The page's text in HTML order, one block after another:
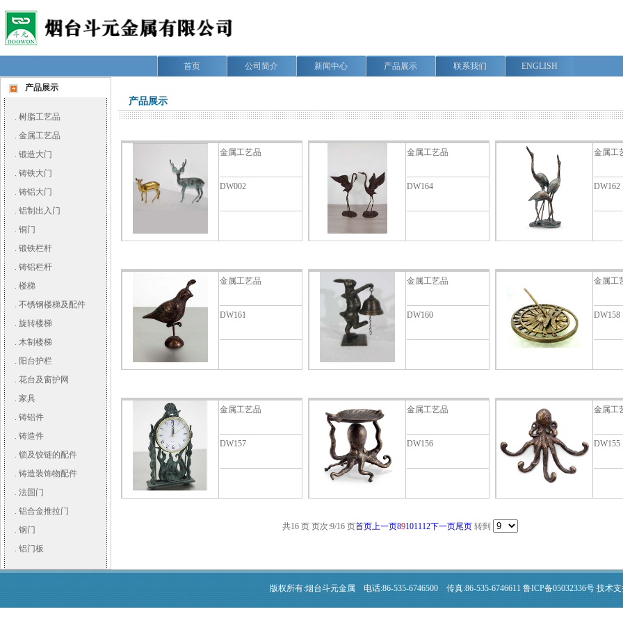
首页 公司简介 新闻中心 产品展示 联系我们 ENGLISH
产品展示
. 树脂工艺品
. 金属工艺品
. 锻造大门
. 铸铁大门
. 铸铝大门
. 铝制出入门
. 铜门
. 锻铁栏杆
. 铸铝栏杆
. 楼梯
. 不锈钢楼梯及配件
. 旋转楼梯
. 木制楼梯
. 阳台护栏
. 花台及窗护网
. 家具
. 铸铝件
. 铸造件
. 锁及铰链的配件
. 铸造装饰物配件
. 法国门
. 铝合金推拉门
. 钢门
. 铝门板
产品展示
金属工艺品
DW002
金属工艺品
DW164
金属工
DW162
金属工艺品
DW161
金属工艺品
DW160
金属工
DW158
金属工艺品
DW157
金属工艺品
DW156
金属工
DW155
共16 页 页次:9/16 页首页上一页89101112下一页尾页转到
版权所有:烟台斗元金属 电话:86-535-6746500 传真:86-535-6746611 鲁ICP备05032336号 技术